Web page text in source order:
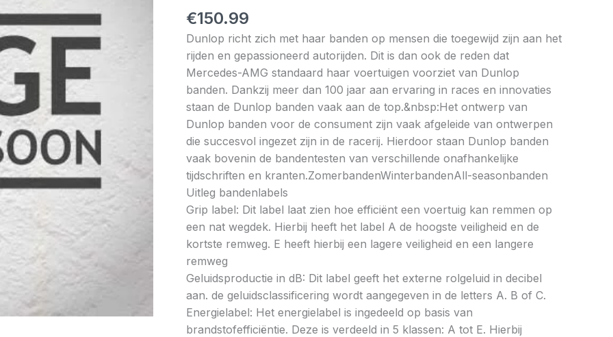
€150.99
Dunlop richt zich met haar banden op mensen die toegewijd zijn aan het
rijden en gepassioneerd autorijden. Dit is dan ook de reden dat
Mercedes-AMG standaard haar voertuigen voorziet van Dunlop
banden. Dankzij meer dan 100 jaar aan ervaring in races en innovaties
staan de Dunlop banden vaak aan de top.&nbsp:Het ontwerp van
Dunlop banden voor de consument zijn vaak afgeleide van ontwerpen
die succesvol ingezet zijn in de racerij. Hierdoor staan Dunlop banden
vaak bovenin de bandentesten van verschillende onafhankelijke
tijdschriften en kranten.ZomerbandenWinterbandenAll-seasonbanden
Uitleg bandenlabels
Grip label: Dit label laat zien hoe efficiënt een voertuig kan remmen op
een nat wegdek. Hierbij heeft het label A de hoogste veiligheid en de
kortste remweg. E heeft hierbij een lagere veiligheid en een langere
remweg
Geluidsproductie in dB: Dit label geeft het externe rolgeluid in decibel
aan. de geluidsclassificering wordt aangegeven in de letters A. B of C.
Energielabel: Het energielabel is ingedeeld op basis van
brandstofefficiëntie. Deze is verdeeld in 5 klassen: A tot E. Hierbij